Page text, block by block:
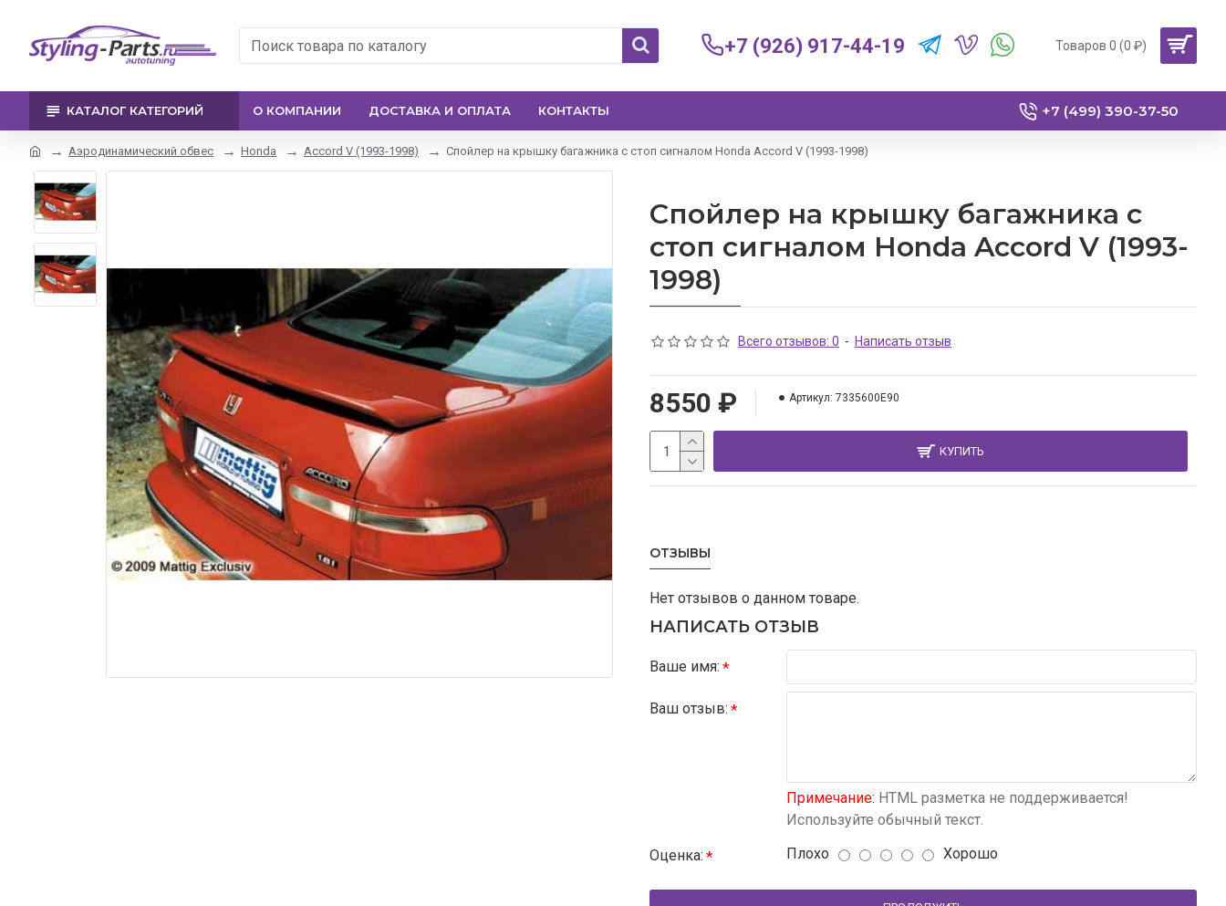
+7 (926) 917-44-19 Товаров 0 (0 ₽)
КАТАЛОГ КАТЕГОРИЙ О КОМПАНИИ ДОСТАВКА И ОПЛАТА КОНТАКТЫ +7 (499) 390-37-50
Аэродинамический обвес Honda Accord V (1993-1998) Спойлер на крышку багажника с стоп сигналом Honda Accord V (1993-1998)
Спойлер на крышку багажника с
стоп сигналом Honda Accord V (1993-
1998)
Всего отзывов: 0 - Написать отзыв
8550 ₽ Артикул: 7335600E90
КУПИТЬ
ОТЗЫВЫ
Нет отзывов о данном товаре.
НАПИСАТЬ ОТЗЫВ
Ваше имя:
Ваш отзыв:
Примечание: HTML разметка не поддерживается!
Используйте обычный текст.
Оценка: Плохо Хорошо